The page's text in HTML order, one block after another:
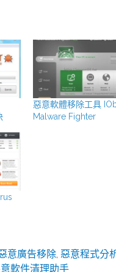
惡意軟體移除工具
Malware Fighter
意廣告移除,惡意程式分
軟件清理助手